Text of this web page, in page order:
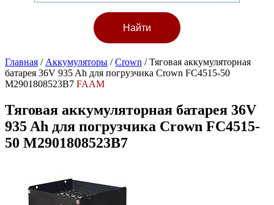
Главная / Аккумуляторы /Crown /Тяговая аккумуляторная
батарея 36V 935 Ah для погрузчика Crown FC4515-50
M2901808523B7 FAAM
Тяговая аккумуляторная батарея 36V
935 Ah для погрузчика Crown FC4515-
50 M2901808523B7